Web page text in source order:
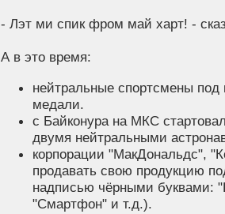
- Лэт ми спик фром май харт! -
А в это время:
нейтральные спортсмены
медали.
c Байконура на МКС
двумя нейтральными
корпорации "МакДональдс",
продавать свою продукцию
надписью чёрными буквами:
"Смартфон" и т.д.).